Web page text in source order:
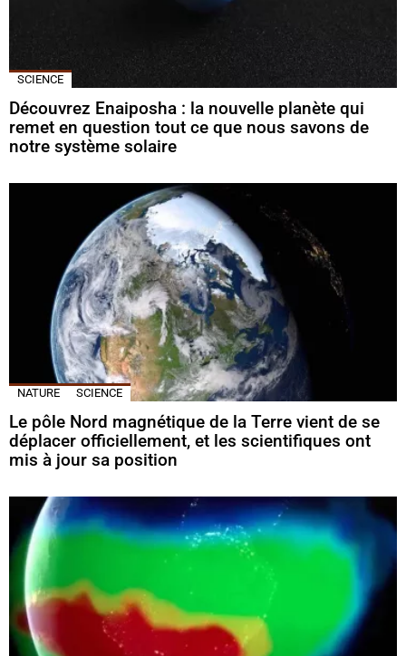
SCIENCE
Découvrez Enaiposha : la nouvelle planète qui
remet en question tout ce que nous savons de
notre système solaire
NATURE SCIENCE
Le pôle Nord magnétique de la Terre vient de se
déplacer officiellement, et les scientifiques ont
mis à jour sa position